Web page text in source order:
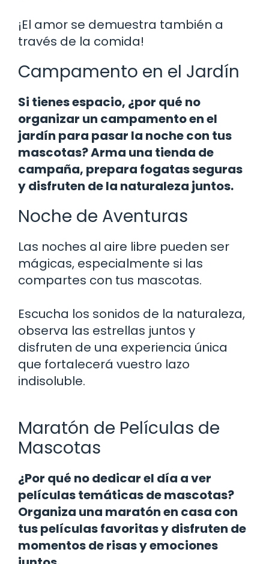
¡El amor se demuestra también a
través de la comida!
Campamento en el Jardín
Si tienes espacio, ¿por qué no
organizar un campamento en el
jardín para pasar la noche con tus
mascotas? Arma una tienda de
campaña, prepara fogatas seguras
y disfruten de la naturaleza juntos.
Noche de Aventuras
Las noches al aire libre pueden ser
mágicas, especialmente si las
compartes con tus mascotas.
Escucha los sonidos de la naturaleza,
observa las estrellas juntos y
disfruten de una experiencia única
que fortalecerá vuestro lazo
indisoluble.
Maratón de Películas de
Mascotas
¿Por qué no dedicar el día a ver
películas temáticas de mascotas?
Organiza una maratón en casa con
tus películas favoritas y disfruten de
momentos de risas y emociones